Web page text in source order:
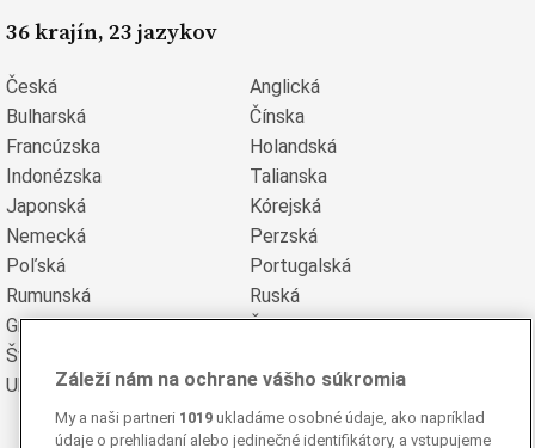
36 krajín, 23 jazykov
Česká
Anglická
Bulharská
Čínska
Francúzska
Holandská
Indonézska
Talianska
Japonská
Kórejská
Nemecká
Perzská
Poľská
Portugalská
Rumunská
Ruská
Grécka
Španielska
Švédska
Ukrajinská
Vietnamská
Záleží nám na ochrane vášho súkromia
My a naši partneri 1019 ukladáme osobné údaje, ako napríklad
údaje o prehliadaní alebo jedinečné identifikátory, a vstupujeme